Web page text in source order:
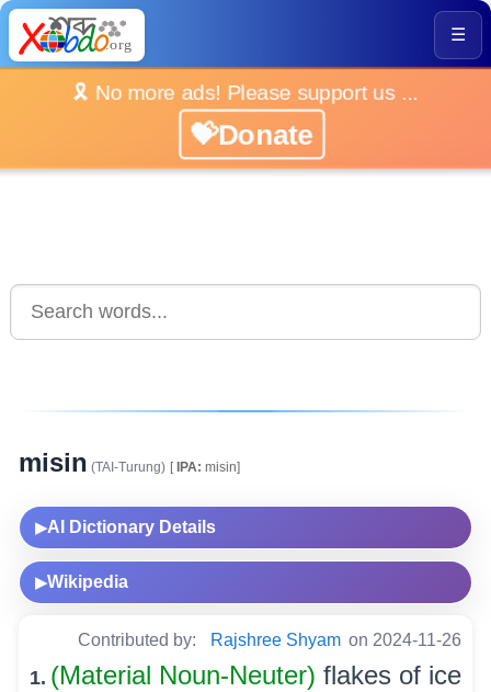
☰
🎗️ No more ads! Please support us ...
💝Donate
misin (TAI-Turung) [IPA: misin]
▶AI Dictionary Details
▶Wikipedia
Contributed by: Rajshree Shyam on 2024-11-26
1. (Material Noun-Neuter) flakes of ice